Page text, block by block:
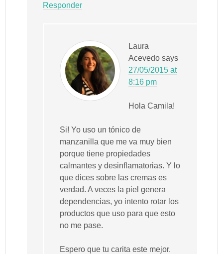
Responder
Laura
Acevedo says
27/05/2015 at
8:16 pm
Hola Camila!
Si! Yo uso un tónico de
manzanilla que me va muy bien
porque tiene propiedades
calmantes y desinflamatorias. Y lo
que dices sobre las cremas es
verdad. A veces la piel genera
dependencias, yo intento rotar los
productos que uso para que esto
no me pase.
Espero que tu carita este mejor.